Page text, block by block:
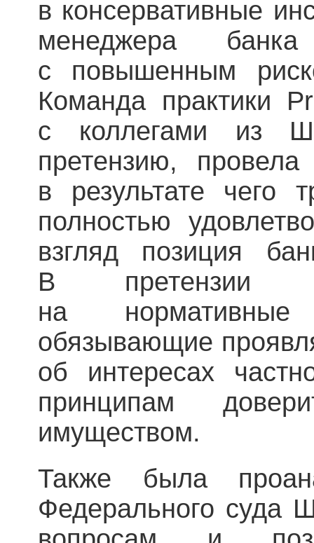
в консервативные
менеджера
с повышенным
Команда практики
с коллегами из
претензию,
в результате чего
полностью
взгляд позиция
В претензии
на
обязывающие
об интересах
принципам
имуществом.
Также была
Федерального суда